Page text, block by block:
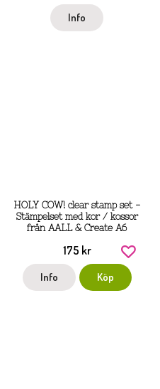
Info
HOLY COW! clear stamp set -
Stämpelset med kor / kossor
från AALL & Create A6
175 kr
Info Köp